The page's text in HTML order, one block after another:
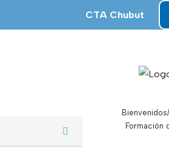
CTA Chubut
Formación